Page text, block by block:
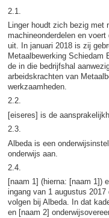
2.1.
Linger houdt zich bezig met
machineonderdelen en
uit. In januari 2018 is zij
Metaalbewerking Schiedam
de in die bedrijfshal
arbeidskrachten van
werkzaamheden.
2.2.
[eiseres] is de
2.3.
Albeda is een
onderwijs aan.
2.4.
[naam 1] (hierna: [naam 1])
ingang van 1 augustus 2017
volgen bij Albeda. In dat
en [naam 2]